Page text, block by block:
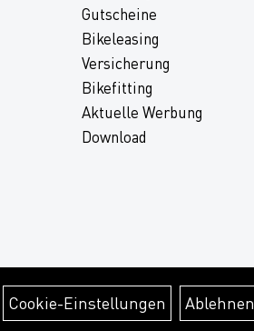
Gutscheine
Bikeleasing
Versicherung
Bikefitting
Aktuelle Werbung
Download
Cookie-Einstellungen Ablehnen